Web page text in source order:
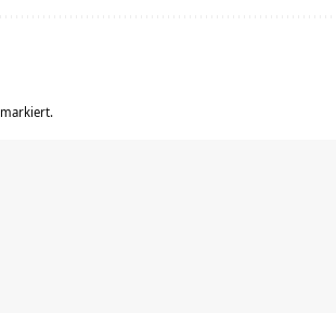
markiert.